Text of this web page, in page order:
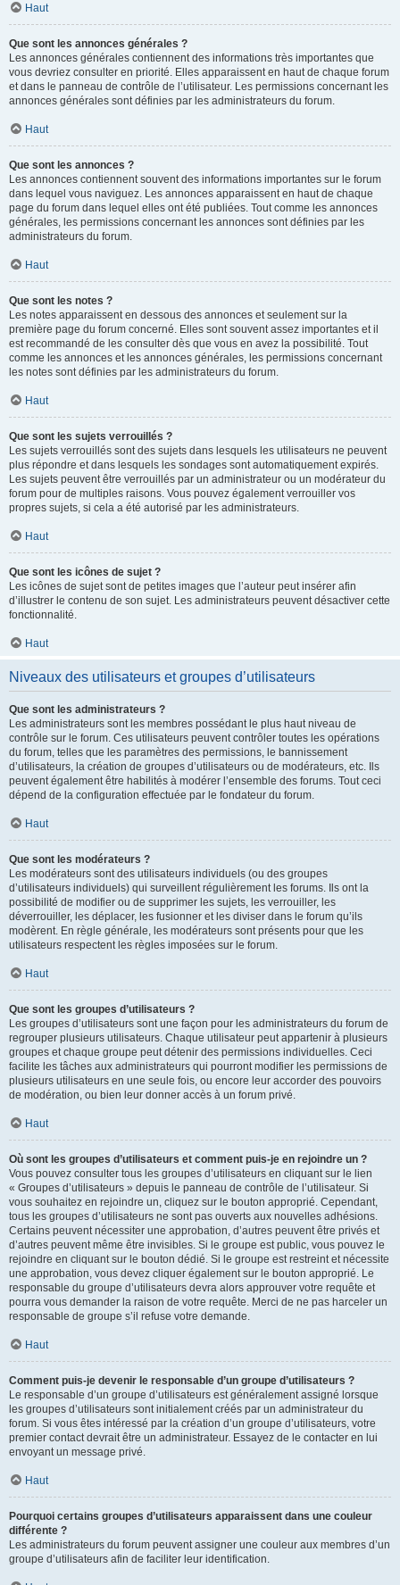
Haut
Que sont les annonces générales ?
Les annonces générales contiennent des informations très importantes que
vous devriez consulter en priorité. Elles apparaissent en haut de chaque forum
et dans le panneau de contrôle de l’utilisateur. Les permissions concernant les
annonces générales sont définies par les administrateurs du forum.
Haut
Que sont les annonces ?
Les annonces contiennent souvent des informations importantes sur le forum
dans lequel vous naviguez. Les annonces apparaissent en haut de chaque
page du forum dans lequel elles ont été publiées. Tout comme les annonces
générales, les permissions concernant les annonces sont définies par les
administrateurs du forum.
Haut
Que sont les notes ?
Les notes apparaissent en dessous des annonces et seulement sur la
première page du forum concerné. Elles sont souvent assez importantes et il
est recommandé de les consulter dès que vous en avez la possibilité. Tout
comme les annonces et les annonces générales, les permissions concernant
les notes sont définies par les administrateurs du forum.
Haut
Que sont les sujets verrouillés ?
Les sujets verrouillés sont des sujets dans lesquels les utilisateurs ne peuvent
plus répondre et dans lesquels les sondages sont automatiquement expirés.
Les sujets peuvent être verrouillés par un administrateur ou un modérateur du
forum pour de multiples raisons. Vous pouvez également verrouiller vos
propres sujets, si cela a été autorisé par les administrateurs.
Haut
Que sont les icônes de sujet ?
Les icônes de sujet sont de petites images que l’auteur peut insérer afin
d’illustrer le contenu de son sujet. Les administrateurs peuvent désactiver cette
fonctionnalité.
Haut
Niveaux des utilisateurs et groupes d’utilisateurs
Que sont les administrateurs ?
Les administrateurs sont les membres possédant le plus haut niveau de
contrôle sur le forum. Ces utilisateurs peuvent contrôler toutes les opérations
du forum, telles que les paramètres des permissions, le bannissement
d’utilisateurs, la création de groupes d’utilisateurs ou de modérateurs, etc. Ils
peuvent également être habilités à modérer l’ensemble des forums. Tout ceci
dépend de la configuration effectuée par le fondateur du forum.
Haut
Que sont les modérateurs ?
Les modérateurs sont des utilisateurs individuels (ou des groupes
d’utilisateurs individuels) qui surveillent régulièrement les forums. Ils ont la
possibilité de modifier ou de supprimer les sujets, les verrouiller, les
déverrouiller, les déplacer, les fusionner et les diviser dans le forum qu’ils
modèrent. En règle générale, les modérateurs sont présents pour que les
utilisateurs respectent les règles imposées sur le forum.
Haut
Que sont les groupes d’utilisateurs ?
Les groupes d’utilisateurs sont une façon pour les administrateurs du forum de
regrouper plusieurs utilisateurs. Chaque utilisateur peut appartenir à plusieurs
groupes et chaque groupe peut détenir des permissions individuelles. Ceci
facilite les tâches aux administrateurs qui pourront modifier les permissions de
plusieurs utilisateurs en une seule fois, ou encore leur accorder des pouvoirs
de modération, ou bien leur donner accès à un forum privé.
Haut
Où sont les groupes d’utilisateurs et comment puis-je en rejoindre un ?
Vous pouvez consulter tous les groupes d’utilisateurs en cliquant sur le lien
« Groupes d’utilisateurs » depuis le panneau de contrôle de l’utilisateur. Si
vous souhaitez en rejoindre un, cliquez sur le bouton approprié. Cependant,
tous les groupes d’utilisateurs ne sont pas ouverts aux nouvelles adhésions.
Certains peuvent nécessiter une approbation, d’autres peuvent être privés et
d’autres peuvent même être invisibles. Si le groupe est public, vous pouvez le
rejoindre en cliquant sur le bouton dédié. Si le groupe est restreint et nécessite
une approbation, vous devez cliquer également sur le bouton approprié. Le
responsable du groupe d’utilisateurs devra alors approuver votre requête et
pourra vous demander la raison de votre requête. Merci de ne pas harceler un
responsable de groupe s’il refuse votre demande.
Haut
Comment puis-je devenir le responsable d’un groupe d’utilisateurs ?
Le responsable d’un groupe d’utilisateurs est généralement assigné lorsque
les groupes d’utilisateurs sont initialement créés par un administrateur du
forum. Si vous êtes intéressé par la création d’un groupe d’utilisateurs, votre
premier contact devrait être un administrateur. Essayez de le contacter en lui
envoyant un message privé.
Haut
Pourquoi certains groupes d’utilisateurs apparaissent dans une couleur
différente ?
Les administrateurs du forum peuvent assigner une couleur aux membres d’un
groupe d’utilisateurs afin de faciliter leur identification.